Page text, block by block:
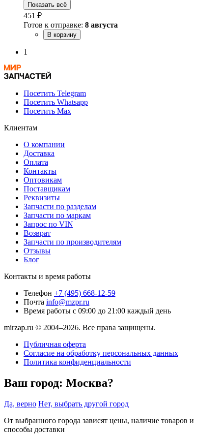
Показать всё
451 ₽
Готов к отправке: 8 августа
В корзину
1
Посетить Telegram
Посетить Whatsapp
Посетить Max
Клиентам
О компании
Доставка
Оплата
Контакты
Оптовикам
Поставщикам
Реквизиты
Запчасти по разделам
Запчасти по маркам
Запрос по VIN
Возврат
Запчасти по производителям
Отзывы
Блог
Контакты и время работы
Телефон +7 (495) 668-12-59
Почта info@mzpr.ru
Время работы с 09:00 до 21:00 каждый день
mirzap.ru © 2004–2026. Все права защищены.
Публичная оферта
Согласие на обработку персональных данных
Политика конфиденциальности
Ваш город: Москва?
Да, верно Нет, выбрать другой город
От выбранного города зависят цены, наличие товаров и
способы доставки